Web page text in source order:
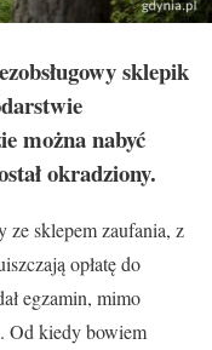
sklepik
można nabyć
okradziony.
ze sklepem zaufania, z
opłatę do
egzamin, mimo
Od kiedy bowiem